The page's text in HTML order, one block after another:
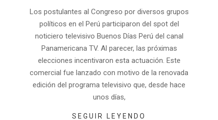
Los postulantes al Congreso por diversos grupos
políticos en el Perú participaron del spot del
noticiero televisivo Buenos Días Perú del canal
Panamericana TV. Al parecer, las próximas
elecciones incentivaron esta actuación. Este
comercial fue lanzado con motivo de la renovada
edición del programa televisivo que, desde hace
unos días,
SEGUIR LEYENDO